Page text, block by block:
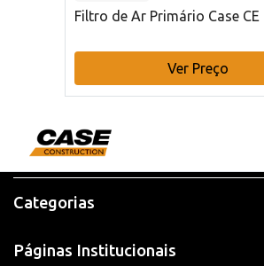
Filtro de Ar Primário Case CE
Ver Preço
Categorias
Páginas Institucionais